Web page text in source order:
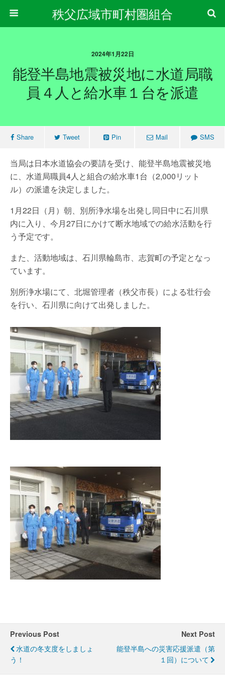
秩父広域市町村圏組合
2024年1月22日
能登半島地震被災地に水道局職
員４人と給水車１台を派遣
Share Tweet Pin Mail SMS
当局は日本水道協会の要請を受け、能登半島地震被災地
に、水道局職員4人と組合の給水車1台（2,000リット
ル）の派遣を決定しました。
1月22日（月）朝、別所浄水場を出発し同日中に石川県
内に入り、今月27日にかけて断水地域での給水活動を行
う予定です。
また、活動地域は、石川県輪島市、志賀町の予定となっ
ています。
別所浄水場にて、北堀管理者（秩父市長）による壮行会
を行い、石川県に向けて出発しました。
Previous Post
水道の冬支度をしましょ
う！
Next Post
能登半島への災害応援派遣（第
１回）について